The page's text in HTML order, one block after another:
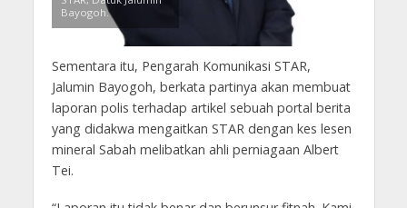
Bayogoh.
Sementara itu, Pengarah Komunikasi STAR,
Jalumin Bayogoh, berkata partinya akan membuat
laporan polis terhadap artikel sebuah portal berita
yang didakwa mengaitkan STAR dengan kes lesen
mineral Sabah melibatkan ahli perniagaan Albert
Tei.